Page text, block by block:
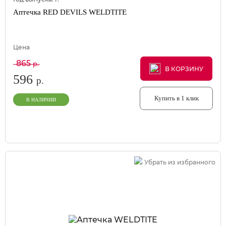
Аптечка RED DEVILS WELDTITE
Цена
865р.
596 р.
В НАЛИЧИИ
В КОРЗИНУ
В КОРЗИНУ
В КОРЗИНУ
Купить в 1 клик
Убрать из избранного